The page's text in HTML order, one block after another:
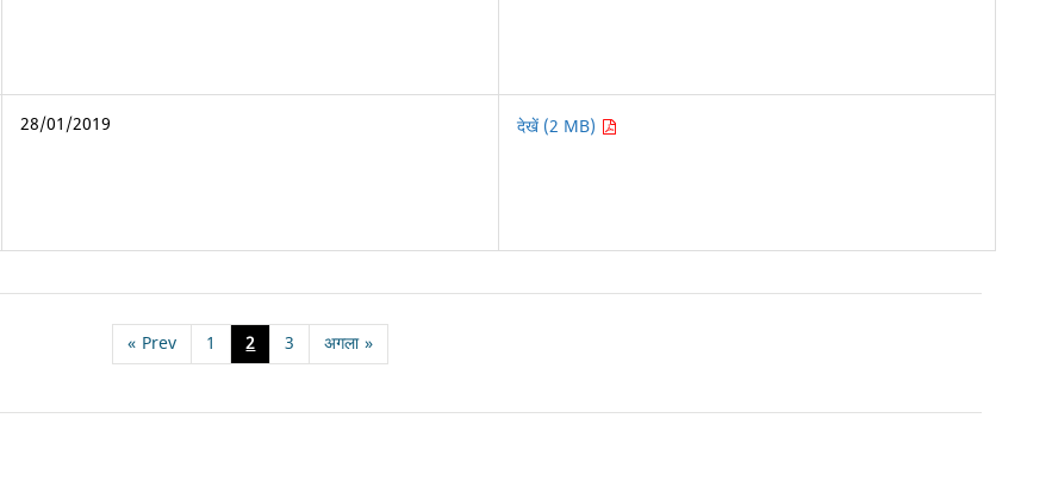
28/01/2019 देखें (2 MB)
« Prev 1 2 3 अगला »